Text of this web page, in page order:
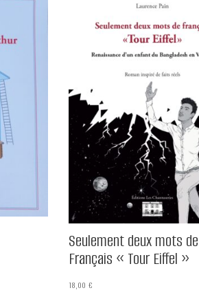
Seulement deux mots de
Français « Tour Eiffel »
18,00 €